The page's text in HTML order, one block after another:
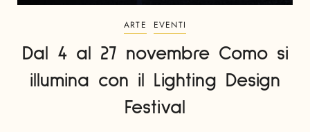
ARTE EVENTI
Dal 4 al 27 novembre Como si
illumina con il Lighting Design
Festival